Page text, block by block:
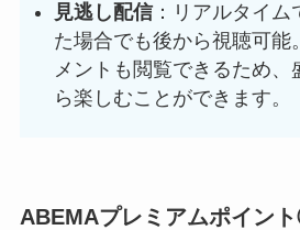
見逃し配信：リアルタイム
た場合でも後から視聴可能
メントも閲覧できるため、
ら楽しむことができます。
ABEMAプレミアムポイン